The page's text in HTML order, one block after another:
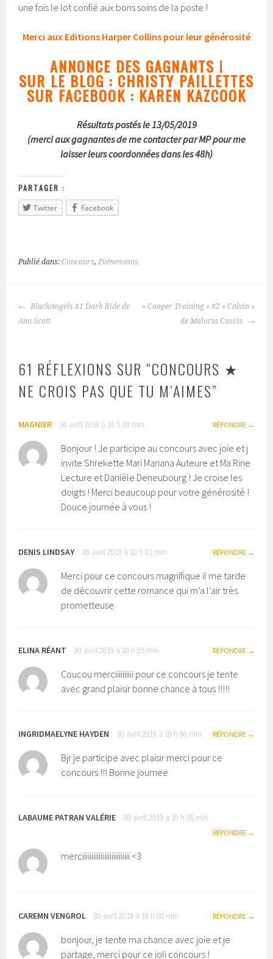
une fois le lot confié aux bons soins de la poste !
Merci aux Editions Harper Collins pour leur générosité
ANNONCE DES GAGNANTS !
SUR LE BLOG : CHRISTY PAILLETTES
SUR FACEBOOK : KAREN KAZCOOK
Résultats postés le 13/05/2019
(merci aux gagnantes de me contacter par MP pour me
laisser leurs coordonnées dans les 48h)
PARTAGER :
Twitter
Facebook
Publié dans:Concours,Evénements
NAVIGATION
BlackAngels #1 Dark Ride de
Ana Scott
« Cooper Training » #2 « Calvin »
de Maloria Cassis
61 RÉFLEXIONS SUR “CONCOURS ★
NE CROIS PAS QUE TU M’AIMES”
MAGNIER 30 avril 2019 à 10 h 00 min RÉPONDRE
Bonjour ! Je participe au concours avec joie et j
invite Shrekette Mari Mariana Auteure et Ma Rine
Lecture et Danièle Deneubourg ! Je croise les
doigts ! Merci beaucoup pour votre générosité !
Douce journée à vous !
DENIS LINDSAY 30 avril 2019 à 10 h 01 min RÉPONDRE
Merci pour ce concours magnifique il me tarde
de découvrir cette romance qui m’a l’air très
prometteuse
ELINA RÉANT 30 avril 2019 à 10 h 05 min RÉPONDRE
Coucou merciiiiiiiiii pour ce concours je tente
avec grand plaisir bonne chance à tous !!!!!
INGRIDMAELYNE HAYDEN 30 avril 2019 à 10 h 06 min RÉPONDRE
Bjr je participe avec plaisir merci pour ce
concours !!! Bonne journee
LABAUME PATRAN VALÉRIE 30 avril 2019 à 10 h 08 min
RÉPONDRE
merciiiiiiiiiiiiiiiiiiiiiiiiii <3
CAREMN VENGROL 30 avril 2019 à 10 h 08 min RÉPONDRE
bonjour, je tente ma chance avec joie et je
partage, merci pour ce joli concours !